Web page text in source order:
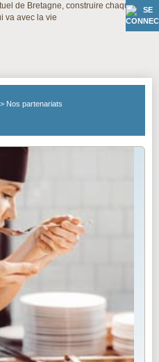
Nos partenariats